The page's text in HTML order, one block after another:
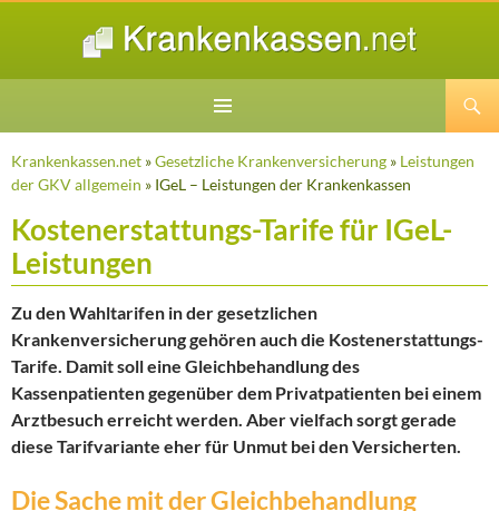
SPRINGEN
Krankenkassen.net »Gesetzliche Krankenversicherung » Leistungen
der GKV allgemein » IGeL – Leistungen der Krankenkassen
Kostenerstattungs-Tarife für IGeL-
Leistungen
Zu den Wahltarifen in der gesetzlichen
Krankenversicherung gehören auch die Kostenerstattungs-
Tarife. Damit soll eine Gleichbehandlung des
Kassenpatienten gegenüber dem Privatpatienten bei einem
Arztbesuch erreicht werden. Aber vielfach sorgt gerade
diese Tarifvariante eher für Unmut bei den Versicherten.
Die Sache mit der Gleichbehandlung